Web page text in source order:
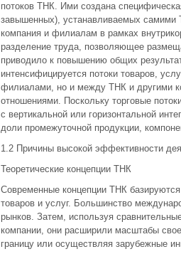
потоков ТНК. Ими создана
завышенных), устанавливаемых самими
компания и филиалам в рамках
разделение труда, позволяющее
приводило к повышению общих
интенсифицируется потоки товаров,
филиалами, но и между ТНК и другими
отношениями. Поскольку торговые
с вертикальной или горизонтальной
доли промежуточной продукции,
1.2 Причины высокой эффективности
Теоретические концепции ТНК
Современные концепции ТНК
товаров и услуг. Большинство
рынков. Затем, используя
компании, они расширили масштабы
границу или осуществляя зарубежные